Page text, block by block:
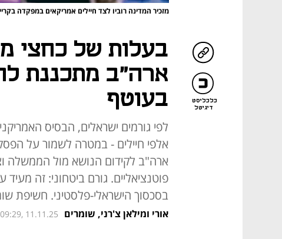
מזכיר המדינה רוביו לצד חיילים אמריקאים במפקדה
כלכליסט
דיגיטל
בעלות של כחצי
ארה"ב מתכננת
בעוטף
לפי גורמים ישראלים, הבסיס
אלפי חיילים - במטרה לשמור על
ארה"ב לקידום הנושא מול הממשלה
פוטנציאליים. גורם ביטחוני: זה
בסכסוך הישראלי-פלסטיני. חשיפת
אורי ומילאן צ'רני, שומרים 09:29, 11.11.25